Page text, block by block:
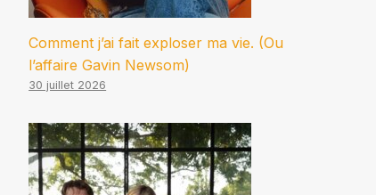
Comment j’ai fait exploser ma vie. (Ou
l’affaire Gavin Newsom)
30 juillet 2026